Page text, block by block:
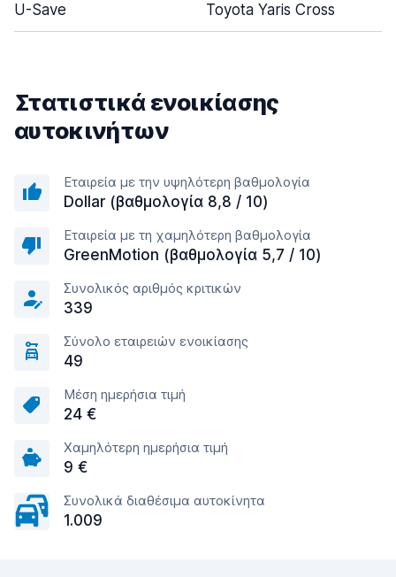
U-Save Toyota Yaris Cross
Στατιστικά ενοικίασης
αυτοκινήτων
Εταιρεία με την υψηλότερη βαθμολογία
Dollar (βαθμολογία 8,8 / 10)
Εταιρεία με τη χαμηλότερη βαθμολογία
GreenMotion (βαθμολογία 5,7 / 10)
Συνολικός αριθμός κριτικών
339
Σύνολο εταιρειών ενοικίασης
49
Μέση ημερήσια τιμή
24 €
Χαμηλότερη ημερήσια τιμή
9 €
Συνολικά διαθέσιμα αυτοκίνητα
1.009